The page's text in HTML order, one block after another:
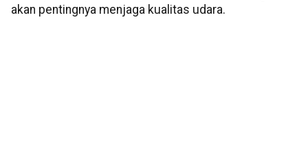
akan pentingnya menjaga kualitas udara.